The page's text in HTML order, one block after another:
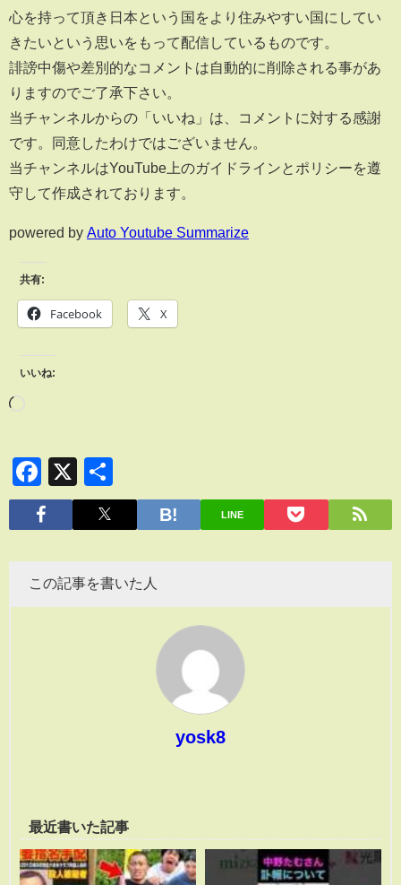
心を持って頂き日本という国をより住みやすい国にしてい
きたいという思いをもって配信しているものです。
誹謗中傷や差別的なコメントは自動的に削除される事があ
りますのでご了承下さい。
当チャンネルからの「いいね」は、コメントに対する感謝
です。同意したわけではございません。
当チャンネルはYouTube上のガイドラインとポリシーを遵
守して作成されております。
powered by Auto Youtube Summarize
共有:
Facebook X
いいね:
Facebook
X
有
LINE
この記事を書いた人
yosk8
最近書いた記事